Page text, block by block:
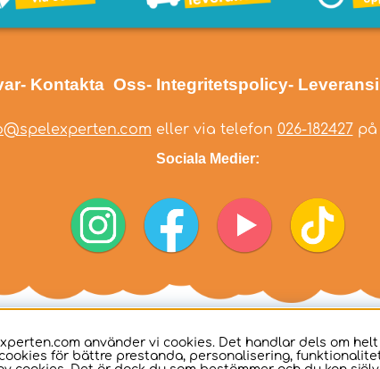
- Kontakta Oss- Integritetspolicy-
eller via telefon 026-182427på
Sociala Medier:
använder vi cookies. Det handlar dels om
för bättre prestanda, personalisering,